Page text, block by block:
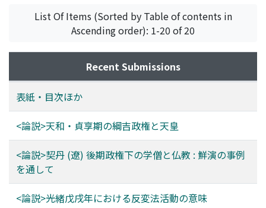
growth of commercial traffic at the time. The authors
of hanjoki wanted to promote regional commercial
development through railway construction in the mid-
Meiji era (1897-1907). The second context pertains to
the import of European directories. Inspired by
European directories, the first Japanese directory,
Nihon zenkoku shoko jinmeiroku, was published in
1892 in Tokyo, and it encouraged many local city
publishers to publish more detailed directories that
were centered on their own regions. Such local
publication of local city directories faced the problem
of raising sufficient capital. To solve this problem,
hanjoki publishers were required to gather advertising
List Of Items (Sorted by Table of contents in
Ascending order): 1-20 of 20
Recent Submissions
表紙・目次ほか
<論説>天和・貞享期の綱吉政権と天皇
<論説>契丹 (遼) 後期政権下の学僧と仏教 : 鮮演の事例
を通して
<論説>光緒戊戌年における反変法活動の意味